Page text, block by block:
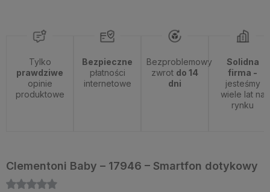
Tylko
prawdziwe
opinie
produktowe
Bezpieczne
płatności
internetowe
Bezproblemowy
zwrot do 14
dni
Solidna
firma -
jesteśmy
wiele lat na
rynku
Clementoni Baby – 17946 – Smartfon dotykowy